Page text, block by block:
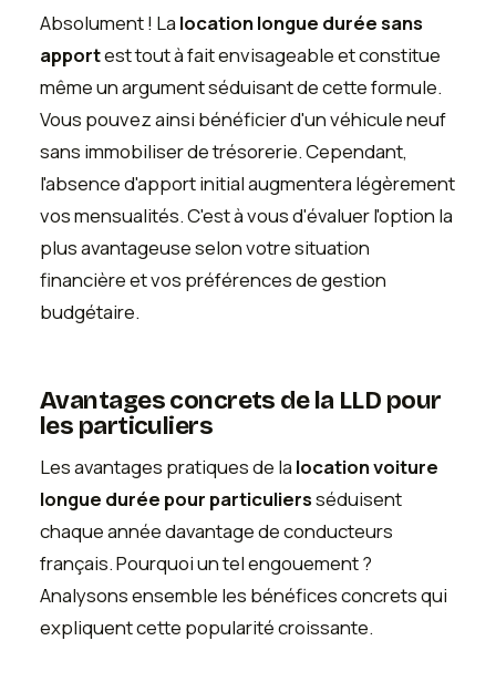
Absolument ! La location longue durée sans
apportest tout à fait envisageable et constitue
même un argument séduisant de cette formule.
Vous pouvez ainsi bénéficier d'un véhicule neuf
sans immobiliser de trésorerie. Cependant,
l'absence d'apport initial augmentera légèrement
vos mensualités. C'est à vous d'évaluer l'option la
plus avantageuse selon votre situation
financière et vos préférences de gestion
budgétaire.
Avantages concrets de la LLD pour
les particuliers
Les avantages pratiques de la location voiture
longue durée pour particuliersséduisent
chaque année davantage de conducteurs
français. Pourquoi un tel engouement ?
Analysons ensemble les bénéfices concrets qui
expliquent cette popularité croissante.